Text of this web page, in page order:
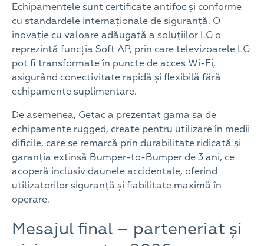
Echipamentele sunt certificate antifoc și conforme
cu standardele internaționale de siguranță. O
inovație cu valoare adăugată a soluțiilor LG o
reprezintă funcția Soft AP, prin care televizoarele LG
pot fi transformate în puncte de acces Wi-Fi,
asigurând conectivitate rapidă și flexibilă fără
echipamente suplimentare.
De asemenea, Getac a prezentat gama sa de
echipamente rugged, create pentru utilizare în medii
dificile, care se remarcă prin durabilitate ridicată și
garanția extinsă Bumper-to-Bumper de 3 ani, ce
acoperă inclusiv daunele accidentale, oferind
utilizatorilor siguranță și fiabilitate maximă în
operare.
Mesajul final – parteneriat și